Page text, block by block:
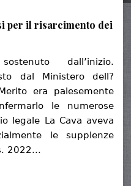
per il risarcimento dei
dall’inizio.
dal Ministero dell?
era palesemente
le numerose
legale La Cava aveva
le supplenze
2022...